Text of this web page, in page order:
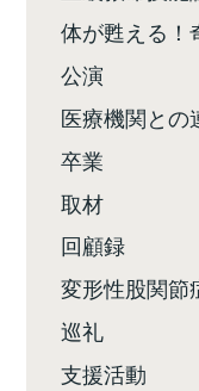
体が甦える！
公演
医療機関との
卒業
取材
回顧録
変形性股関節
巡礼
支援活動